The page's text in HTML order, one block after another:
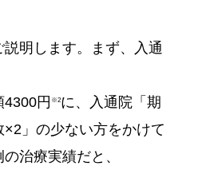
明します。まず、入通
4300円 ※2に、入通院「期
」の少ない方をかけて
治療実績だと、